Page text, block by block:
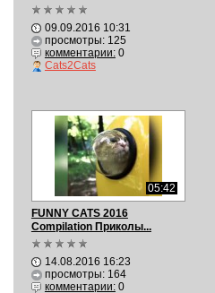
09.09.2016 10:31
просмотры: 125
комментарии:0
Cats2Cats
05:42
FUNNY CATS 2016
Compilation Приколы...
14.08.2016 16:23
просмотры: 164
комментарии:0